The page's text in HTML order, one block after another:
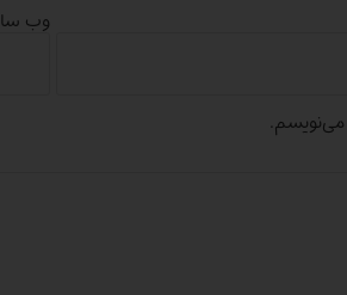
وب‌
می‌نویسم.